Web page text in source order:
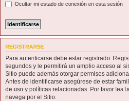
Ocultar mi estado de conexión en esta sesión
REGISTRARSE
Para autenticarse debe estar registrado.
segundos y le permitirá un amplio acceso al
Sitio puede además otorgar permisos
Antes de identificarse asegúrese de estar
de uso y políticas relacionadas. Por favor lea
navega por el Sitio.